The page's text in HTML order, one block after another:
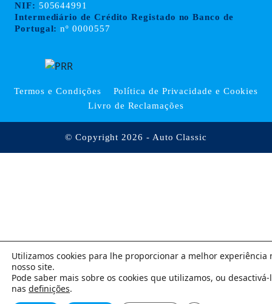
NIF: 505644991
Intermediário de Crédito Registado no Banco de
Portugal: nº 0000557
Termos e Condições
Política de Privacidade e Cookies
Livro de Reclamações
© Copyright 2026 - Auto Classic
Utilizamos cookies para lhe proporcionar a melhor experiência
nosso site.
Pode saber mais sobre os cookies que utilizamos, ou desactivá-
nas definições.